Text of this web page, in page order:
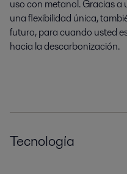
uso con metanol. Gracias
una flexibilidad única,
futuro, para cuando usted
hacia la descarbonización.
Tecnología